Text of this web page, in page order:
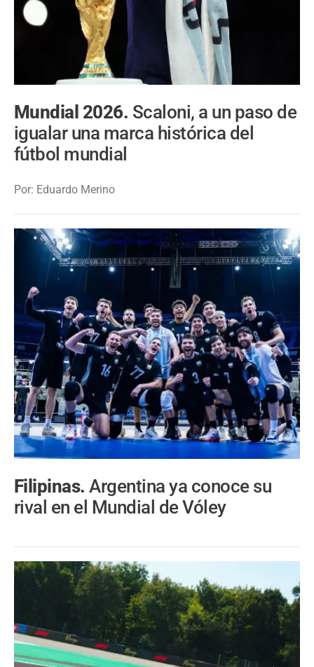
Mundial 2026. Scaloni, a un paso de
igualar una marca histórica del
fútbol mundial
Por: Eduardo Merino
Filipinas.Argentina ya conoce su
rival en el Mundial de Vóley